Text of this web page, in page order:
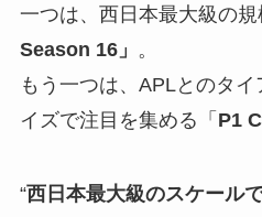
一つは、西日本最大級の規
Season 16」 。
もう一つは、APLとのタ
イズで注目を集める「 P1
“西日本最大級のスケール